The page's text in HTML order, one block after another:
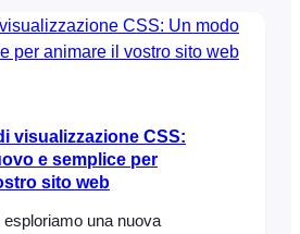
limitations, discuss how
ticket emails, and
visualizzazione CSS:
e semplice per
sito web
esploriamo una nuova